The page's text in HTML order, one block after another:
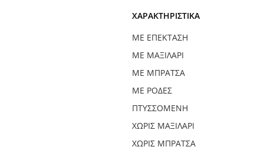
ΧΑΡΑΚΤΗΡΙΣΤΙΚΆ
ΜΕ ΕΠΈΚΤΑΣΗ
ΜΕ ΜΑΞΙΛΆΡΙ
ΜΕ ΜΠΡΆΤΣΑ
ΜΕ ΡΌΔΕΣ
ΠΤΥΣΣΌΜΕΝΗ
ΧΩΡΊΣ ΜΑΞΙΛΆΡΙ
ΧΩΡΊΣ ΜΠΡΆΤΣΑ